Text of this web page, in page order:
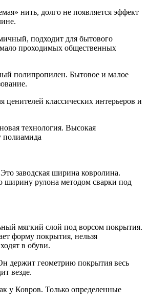
нить, долго не появляется эффект
подходит для бытового
проходимых общественных
полипропилен. Бытовое и малое
ценителей классических интерьеров и
технология. Высокая
полиамида
заводская ширина ковролина.
рулона методом сварки под
мягкий слой под ворсом покрытия.
форму покрытия, нельзя
в обуви.
держит геометрию покрытия весь
везде.
у Ковров. Только определенные